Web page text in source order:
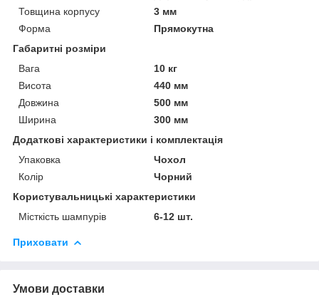
Товщина корпусу
3 мм
Форма
Прямокутна
Габаритні розміри
Вага
10 кг
Висота
440 мм
Довжина
500 мм
Ширина
300 мм
Додаткові характеристики і комплектація
Упаковка
Чохол
Колір
Чорний
Користувальницькі характеристики
Місткість шампурів
6-12 шт.
Приховати
Умови доставки